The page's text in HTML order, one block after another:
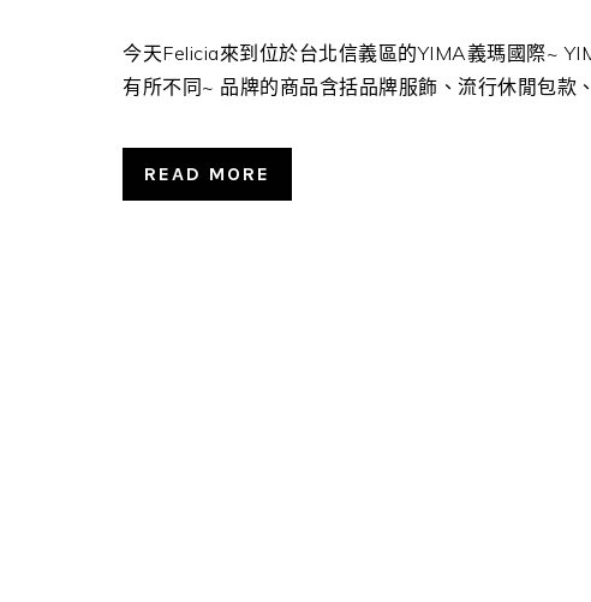
今天Felicia來到位於台北信義區的YIMA義瑪國際~
有所不同~ 品牌的商品含括品牌服飾、流行休閒包款
READ MORE